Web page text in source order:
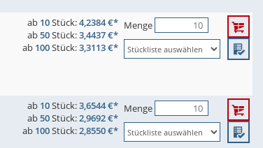
ab 10Stück:4,2384 €*
ab50Stück:3,4437 €*
ab 100Stück:3,3113 €*
Menge
ab 10Stück:3,6544 €*
ab50Stück:2,9692 €*
ab 100Stück:2,8550 €*
Menge